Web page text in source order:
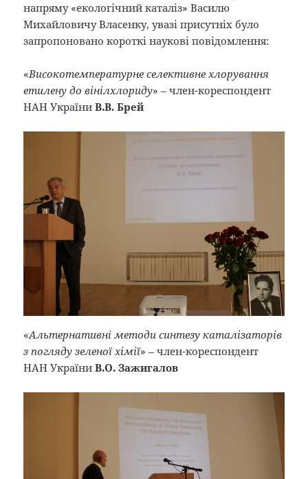
напряму «екологічний каталіз» Василю
Михайловичу Власенку, увазі присутніх було
запропоновано короткі наукові повідомлення:
«Високотемпературне селективне хлорування
етилену до вінілхлориду» – член-кореспондент
НАН України В.В. Брей
«Альтернативні методи синтезу каталізаторів
з погляду зеленої хімії» – член-кореспондент
НАН УкраїниВ.О. Зажигалов